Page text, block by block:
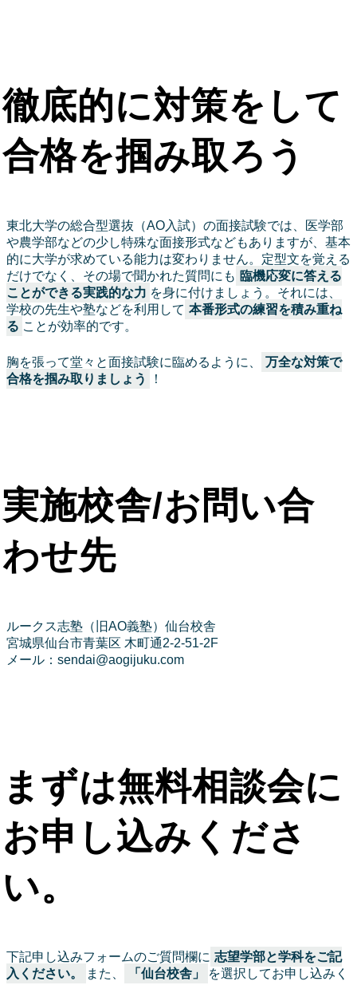
徹底的に対策をして
合格を掴み取ろう
東北大学の総合型選抜（AO入試）の面接試験では、医学部
や農学部などの少し特殊な面接形式などもありますが、基本
的に大学が求めている能力は変わりません。定型文を覚える
だけでなく、その場で聞かれた質問にも 臨機応変に答える
ことができる実践的な力 を身に付けましょう。それには、
学校の先生や塾などを利用して 本番形式の練習を積み重ね
る ことが効率的です。
胸を張って堂々と面接試験に臨めるように、
万全な対策で
合格を掴み取りましょう
！
実施校舎/お問い合
わせ先
ルークス志塾（旧AO義塾）仙台校舎
宮城県仙台市青葉区 木町通2-2-51-2F
メール：sendai@aogijuku.com
まずは無料相談会に
お申し込みくださ
い。
下記申し込みフォームのご質問欄に 志望学部と学科をご記
入ください。
また、 「仙台校舎」
を選択してお申し込みく